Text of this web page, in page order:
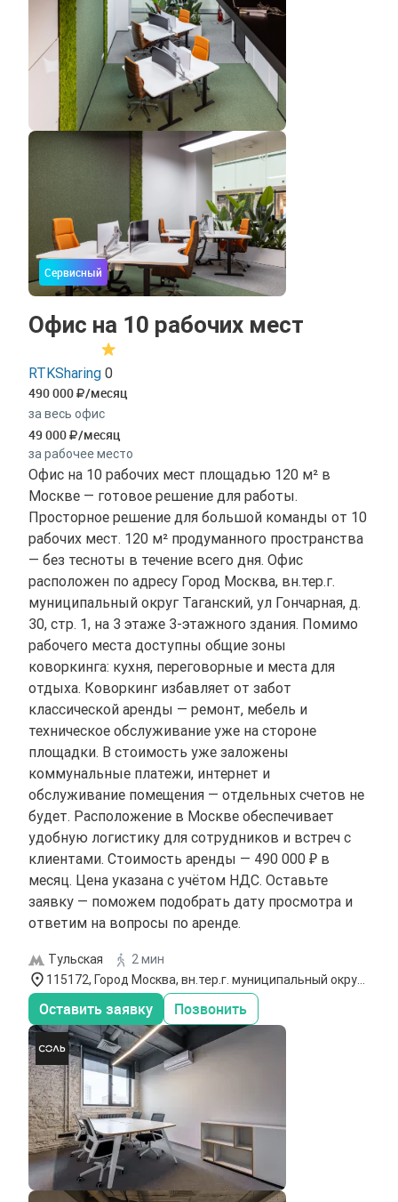
Сервисный
Офис на 10 рабочих мест
RTKSharing 0
490 000 /месяц
за весь офис
49 000 /месяц
за рабочее место
Офис на 10 рабочих мест площадью 120 м² в
Москве — готовое решение для работы.
Просторное решение для большой команды от 10
рабочих мест. 120 м² продуманного пространства
— без тесноты в течение всего дня. Офис
расположен по адресу Город Москва, вн.тер.г.
муниципальный округ Таганский, ул Гончарная, д.
30, стр. 1, на 3 этаже 3-этажного здания. Помимо
рабочего места доступны общие зоны
коворкинга: кухня, переговорные и места для
отдыха. Коворкинг избавляет от забот
классической аренды — ремонт, мебель и
техническое обслуживание уже на стороне
площадки. В стоимость уже заложены
коммунальные платежи, интернет и
обслуживание помещения — отдельных счетов не
будет. Расположение в Москве обеспечивает
удобную логистику для сотрудников и встреч с
клиентами. Стоимость аренды — 490 000 ₽ в
месяц. Цена указана с учётом НДС. Оставьте
заявку — поможем подобрать дату просмотра и
ответим на вопросы по аренде.
Тульская
2 мин
115172, Город Москва, вн.тер.г. муниципальный округ
Таганский, ул Гончарная, д. 30, стр. 1
Оставить заявку Позвонить